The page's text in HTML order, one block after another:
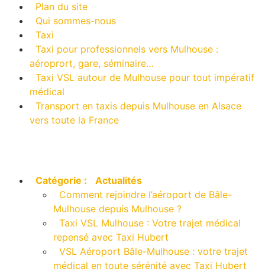
Plan du site
Qui sommes-nous
Taxi
Taxi pour professionnels vers Mulhouse :
aéroprort, gare, séminaire…
Taxi VSL autour de Mulhouse pour tout impératif
médical
Transport en taxis depuis Mulhouse en Alsace
vers toute la France
Catégorie :
Actualités
Comment rejoindre l’aéroport de Bâle-
Mulhouse depuis Mulhouse ?
Taxi VSL Mulhouse : Votre trajet médical
repensé avec Taxi Hubert
VSL Aéroport Bâle-Mulhouse : votre trajet
médical en toute sérénité avec Taxi Hubert